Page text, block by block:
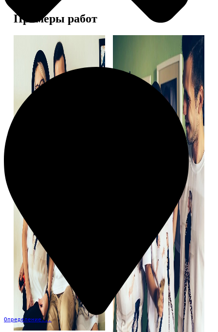
Определение...
Примеры работ